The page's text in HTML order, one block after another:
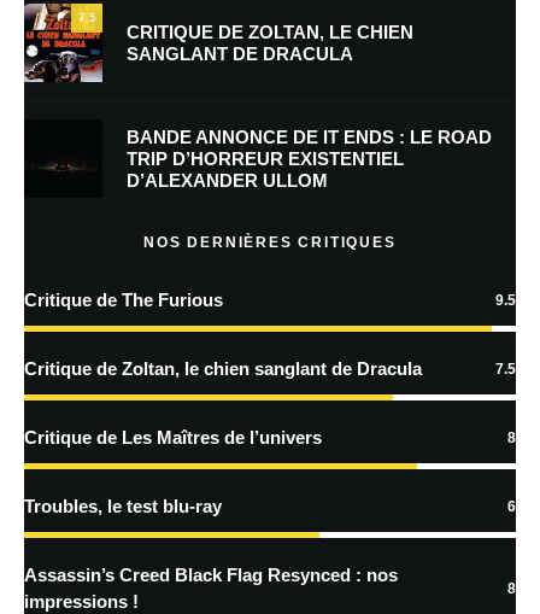
Enregistrer mon nom, mon e-mail et mon site dans le navigateur pour
mon prochain commentaire.
Prévenez-moi de tous les nouveaux commentaires par e-mail.
En savoir
traitées
7.5
CRITIQUE DE ZOLTAN, LE CHIEN
SANGLANT DE DRACULA
BANDE ANNONCE DE IT ENDS : LE ROAD
TRIP D’HORREUR EXISTENTIEL
D’ALEXANDER ULLOM
NOS DERNIÈRES CRITIQUES
Critique de The Furious 9.5
Critique de Zoltan, le chien sanglant de Dracula 7.5
Critique de Les Maîtres de l’univers 8
Troubles, le test blu-ray 6
Assassin’s Creed Black Flag Resynced : nos
impressions !
8